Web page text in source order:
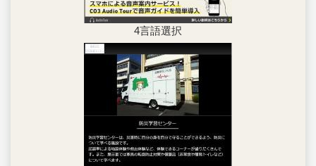
4言語選択